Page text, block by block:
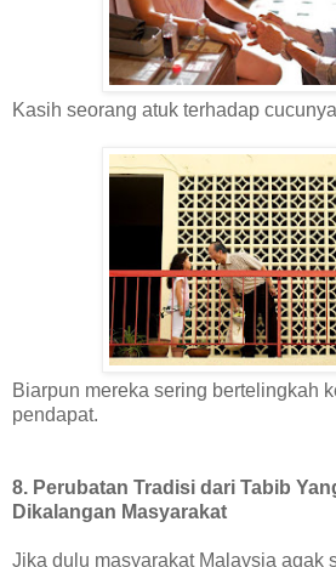
Kasih seorang atuk terhadap
Biarpun mereka sering bertelingkah
pendapat.
8. Perubatan Tradisi dari Tabib
Dikalangan Masyarakat
Jika dulu masyarakat Malaysia agak